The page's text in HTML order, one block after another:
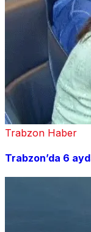
Trabzon Haber
Trabzon’da 6